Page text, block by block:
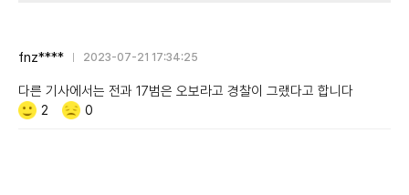
fnz**** 2023-07-21 17:34:25
다른 기사에서는 전과 17범은 오보라고 경찰이 그랬다고 합니다
Like/Dislike
공
2
비
0